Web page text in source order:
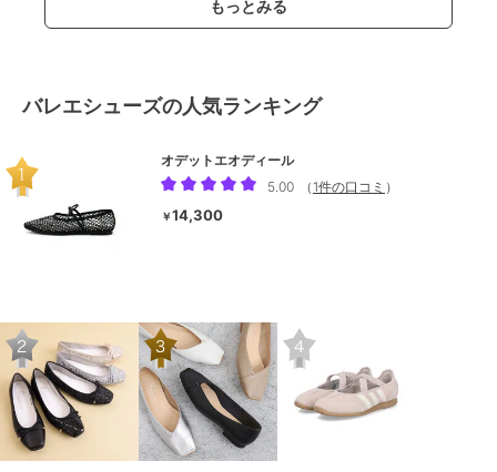
もっとみる
バレエシューズの人気ランキング
オデットエオディール
5.00
（ 1件の口コミ ）
￥14,300